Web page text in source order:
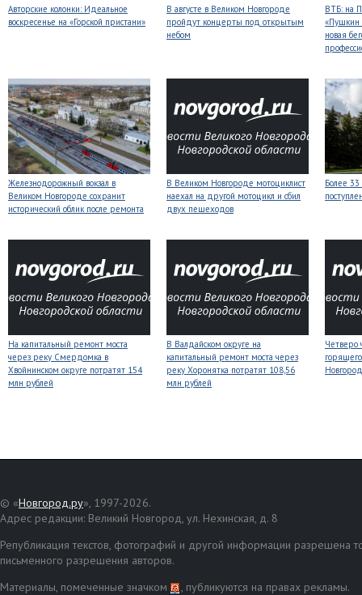
Авторские колонки: Идеальное
воскресенье на «Горской пристани»
В августе в Великом Новгороде
пройдут концерты под открытым
небом
ВТБ: на
«Пушкин
новая
Железнодорожный вокзал в
Великом Новгороде сохранит
исторический облик после ремонта
В Великом Новгороде мотоциклист
наехал на другой мотоцикл и сбил
двух пешеходов
Более 33
На капитальный ремонт моста
через реку Смердомка в
Хвойнинском округе потратят 154
млн рублей
В Валдайском округе на
капитальный ремонт моста через
реку Хоронятка потратят 108,56
млн рублей
Четверо
© «Новгород.ру», 1997-2026.
Адрес редакции: Великий Новгород, ул. Нехинская, д. 8
Републикация текстов, фотографий и другой информации разрешена
письменного разрешения авторов.
Материалы, помеченные значком
, публикуются на правах рекламы.